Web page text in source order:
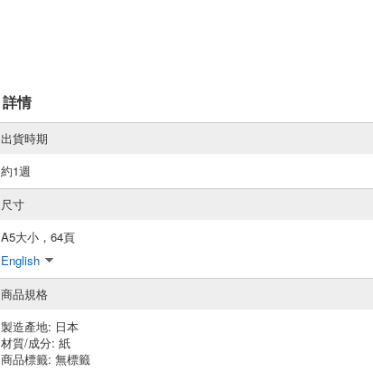
詳情
出貨時期
約1週
尺寸
A5大小，64頁
English
商品規格
製造產地: 日本
材質/成分: 紙
商品標籤: 無標籤